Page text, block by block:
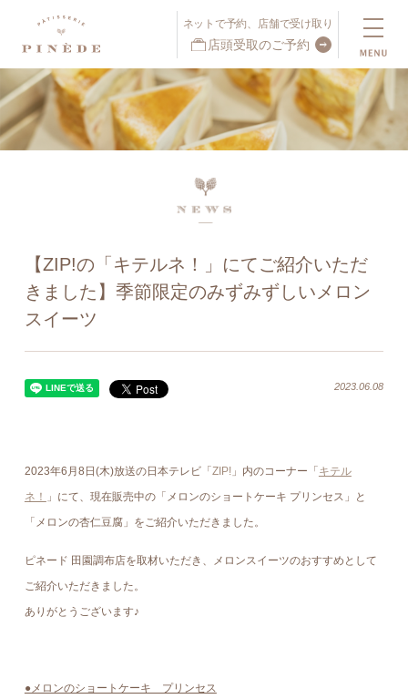
ネットで予約、店舗で受け取り
店頭受取のご予約
ネットで予約、店舗で受け取り
店頭受取予約受付中！
【ZIP!の「キテルネ！」にてご紹介いただ
きました】季節限定のみずみずしいメロン
スイーツ
2023.06.08
2023年6月8日(木)放送の日本テレビ「ZIP!」内のコーナー「キテル
ネ！
」にて、現在販売中の「 メロンのショートケーキ プリンセス」と
「メロンの杏仁豆腐」 をご紹介いただきました。
ピネード 田園調布店を取材いただき、メロンスイーツのおすすめとして
ご紹介いただきました。
ありがとうございます♪
●メロンのショートケーキ プリンセス